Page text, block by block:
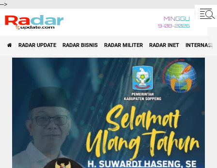
-->
MINGGU
9-08-2026
RADAR UPDATE RADAR BISNIS RADAR MILITER RADAR INET